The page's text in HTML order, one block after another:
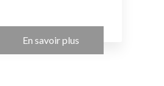
En savoir plus